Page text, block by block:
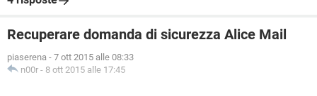
Recuperare domanda di sicurezza Alice Mail
piaserena - 7 ott 2015 alle 08:33
n00r - 8 ott 2015 alle 17:45